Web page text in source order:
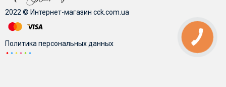
2022 © Интернет-магазин cck.com.ua
Политика персональных данных